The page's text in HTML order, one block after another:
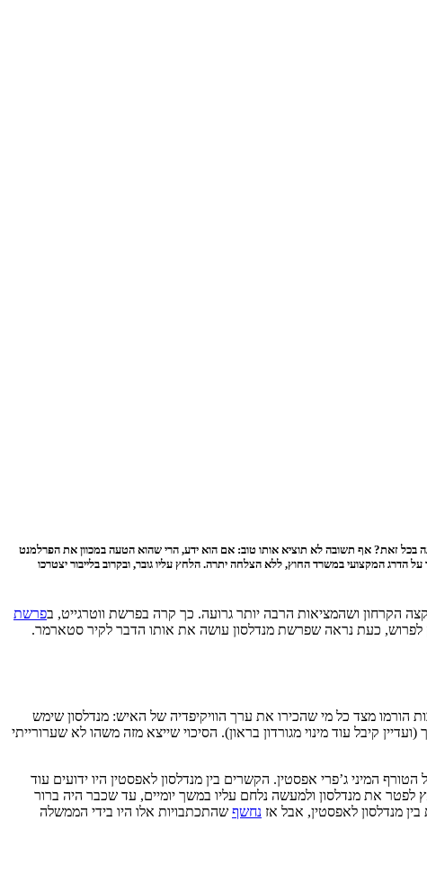
בכל זאת? אף תשובה לא תוציא אותו טוב: אם הוא ידע, הרי שהוא הטעה במכוון את הפרלמנט
המקצועי במשרד החוץ, ללא הצלחה יתרה. הלחץ עליו גובר, ובקרוב בלייבור יצטרכו
הקרחון ושהמציאות הרבה יותר גרועה. כך קרה בפרשת ווטרגייט, בפרשת
לפרוש, כעת נראה שפרשת מנדלסון עושה את אותו הדבר לקיר סטארמר.
הורמו מצד כל מי שהכירו את ערך הוויקיפדיה של האיש: מנדלסון שימש
קיבל עוד מינוי מגורדון בראון). הסיכוי שייצא מזה משהו לא שערורייתי
המיני ג’פרי אפסטין. הקשרים בין מנדלסון לאפסטין היו ידועים עוד
את מנדלסון ולמעשה נלחם עליו במשך יומיים, עד שכבר היה ברור
מנדלסון לאפסטין, אבל אז נחשף שהתכתבויות אלו היו בידי הממשלה